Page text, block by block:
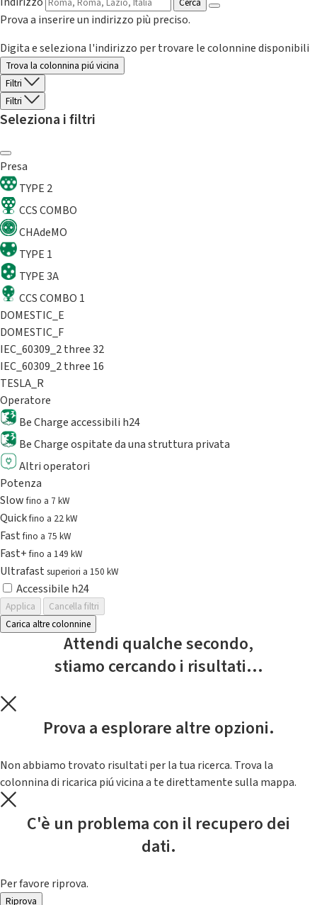
Prova a inserire un indirizzo più preciso.
Digita e seleziona l'indirizzo per trovare le colonnine disponibili
Trova la colonnina piú vicina
Filtri
Filtri
Seleziona i filtri
Presa
TYPE 2
CCS COMBO
CHAdeMO
TYPE 1
TYPE 3A
CCS COMBO 1
DOMESTIC_E
DOMESTIC_F
IEC_60309_2 three 32
IEC_60309_2 three 16
TESLA_R
Operatore
Be Charge accessibili h24
Be Charge ospitate da una struttura privata
Altri operatori
Potenza
Slowfino a 7 kW
Quickfino a 22 kW
Fastfino a 75 kW
Fast+fino a 149 kW
Ultrafast superiori a 150 kW
Accessibile h24
Applica
Cancella filtri
Carica altre colonnine
Attendi qualche secondo,
stiamo cercando i risultati...
Prova a esplorare altre opzioni.
Non abbiamo trovato risultati per la tua ricerca. Trova la
colonnina di ricarica piú vicina a te direttamente sulla mappa.
C'è un problema con il recupero dei
dati.
Per favore riprova.
Riprova